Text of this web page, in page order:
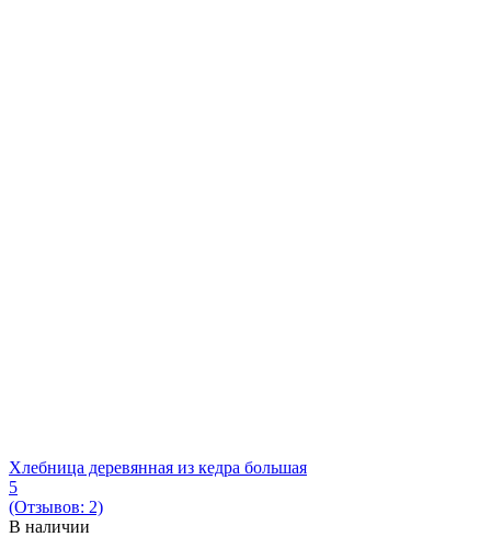
Хлебница деревянная из кедра большая
5
(Отзывов: 2)
В наличии